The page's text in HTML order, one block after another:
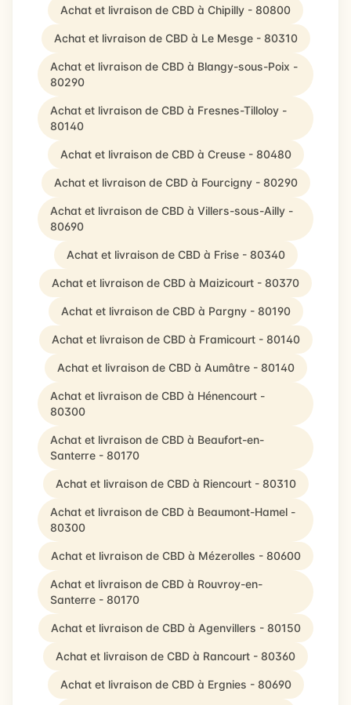
Achat et livraison de CBD à Chipilly - 80800
Achat et livraison de CBD à Le Mesge - 80310
Achat et livraison de CBD à Blangy-sous-Poix -
80290
Achat et livraison de CBD à Fresnes-Tilloloy -
80140
Achat et livraison de CBD à Creuse - 80480
Achat et livraison de CBD à Fourcigny - 80290
Achat et livraison de CBD à Villers-sous-Ailly -
80690
Achat et livraison de CBD à Frise - 80340
Achat et livraison de CBD à Maizicourt - 80370
Achat et livraison de CBD à Pargny - 80190
Achat et livraison de CBD à Framicourt - 80140
Achat et livraison de CBD à Aumâtre - 80140
Achat et livraison de CBD à Hénencourt -
80300
Achat et livraison de CBD à Beaufort-en-
Santerre - 80170
Achat et livraison de CBD à Riencourt - 80310
Achat et livraison de CBD à Beaumont-Hamel -
80300
Achat et livraison de CBD à Mézerolles - 80600
Achat et livraison de CBD à Rouvroy-en-
Santerre - 80170
Achat et livraison de CBD à Agenvillers - 80150
Achat et livraison de CBD à Rancourt - 80360
Achat et livraison de CBD à Ergnies - 80690